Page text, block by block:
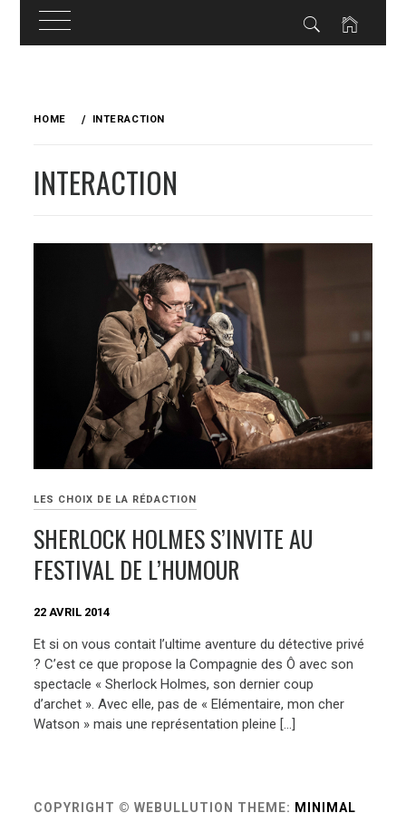
HOME INTERACTION
INTERACTION
LES CHOIX DE LA RÉDACTION
SHERLOCK HOLMES S’INVITE AU
FESTIVAL DE L’HUMOUR
22 AVRIL 2014
Et si on vous contait l’ultime aventure du détective privé
? C’est ce que propose la Compagnie des Ô avec son
spectacle « Sherlock Holmes, son dernier coup
d’archet ». Avec elle, pas de « Elémentaire, mon cher
Watson » mais une représentation pleine […]
COPYRIGHT © WEBULLUTION THEME: MINIMAL